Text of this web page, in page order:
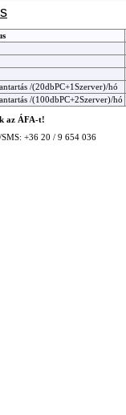
/(20dbPC+1Szerver)/hó
/(100dbPC+2Szerver)/hó
az ÁFA-t!
SMS: +36 20 / 9 654 036